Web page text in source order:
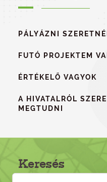
PÁLYÁZNI
FUTÓ PROJEKTEM
ÉRTÉKELŐ VAGYOK
A HIVATALRÓL
MEGTUDNI
Keresés